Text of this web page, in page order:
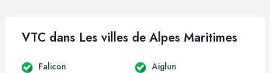
VTC dans Les villes de Alpes Maritimes
Falicon Aiglun